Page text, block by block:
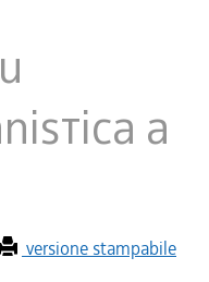
a
versione stampabile